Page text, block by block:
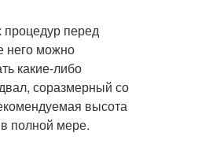
перед
него можно
какие-либо
соразмерный со
высота
полной мере.